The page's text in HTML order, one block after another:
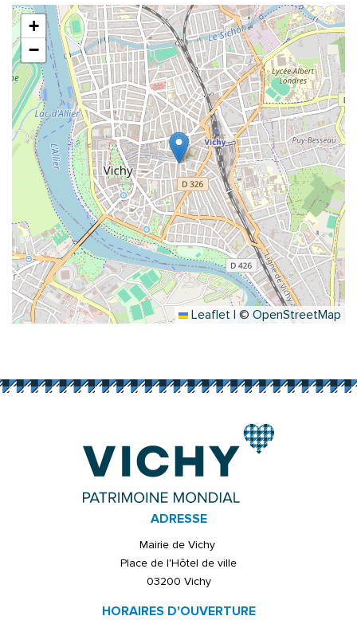
+
−
Leaflet | © OpenStreetMap
ADRESSE
Mairie de Vichy
Place de l'Hôtel de ville
03200 Vichy
HORAIRES D'OUVERTURE